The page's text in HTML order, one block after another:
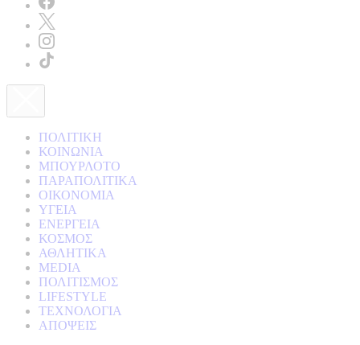
ΠΟΛΙΤΙΚΗ
ΚΟΙΝΩΝΙΑ
ΜΠΟΥΡΛΟΤΟ
ΠΑΡΑΠΟΛΙΤΙΚΑ
ΟΙΚΟΝΟΜΙΑ
ΥΓΕΙΑ
ΕΝΕΡΓΕΙΑ
ΚΟΣΜΟΣ
ΑΘΛΗΤΙΚΑ
MEDIA
ΠΟΛΙΤΙΣΜΟΣ
LIFESTYLE
ΤΕΧΝΟΛΟΓΙΑ
ΑΠΟΨΕΙΣ